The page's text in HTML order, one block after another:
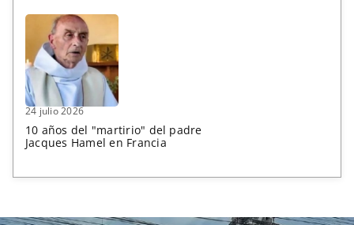
24 julio 2026
10 años del "martirio" del padre
Jacques Hamel en Francia